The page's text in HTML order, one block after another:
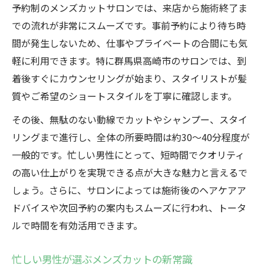
忙しい男のためのリラックス空間の特徴
群馬県高崎市で選ばれる癒し系サロン比較
予約制がもたらすプライベート感の秘密
男性が安心して通えるサロンの選び方
ショートスタイルで好印象を演出する方法
メンズショートスタイルの種類比較表
予約制で叶えるビジネス向けカット術
好印象を与えるスタイリングのコツ
忙しい朝でも決まるショートヘアの作り方
高崎市で流行のメンズショートスタイル
メンズカットなら予約制で手間なく理想へ
手間なしで理想を叶える予約制の流れ
予約制メンズカットの満足度比較表
予約制のメンズカットサロンでは、来店から施術終了ま
での流れが非常にスムーズです。事前予約により待ち時
間が発生しないため、仕事やプライベートの合間にも気
軽に利用できます。特に群馬県高崎市のサロンでは、到
着後すぐにカウンセリングが始まり、スタイリストが髪
質やご希望のショートスタイルを丁寧に確認します。
その後、無駄のない動線でカットやシャンプー、スタイ
リングまで進行し、全体の所要時間は約30〜40分程度が
一般的です。忙しい男性にとって、短時間でクオリティ
の高い仕上がりを実現できる点が大きな魅力と言えるで
しょう。さらに、サロンによっては施術後のヘアケアア
ドバイスや次回予約の案内もスムーズに行われ、トータ
ルで時間を有効活用できます。
忙しい男性が選ぶメンズカットの新常識